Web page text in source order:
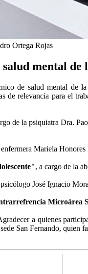
Ortega Rojas
mental
de salud mental de
de relevancia para el
de la psiquiatra Dra.
enfermera Mariela
, a cargo de la
José Ignacio
Microárea
a quienes
San Fernando, quien